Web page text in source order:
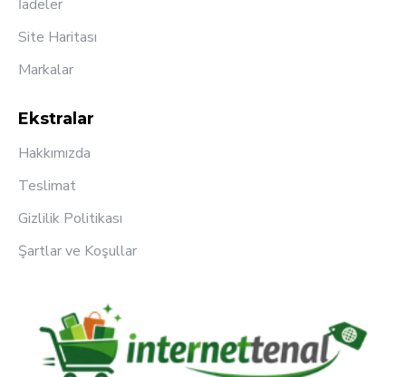
İadeler
Site Haritası
Markalar
Ekstralar
Hakkımızda
Teslimat
Gizlilik Politikası
Şartlar ve Koşullar